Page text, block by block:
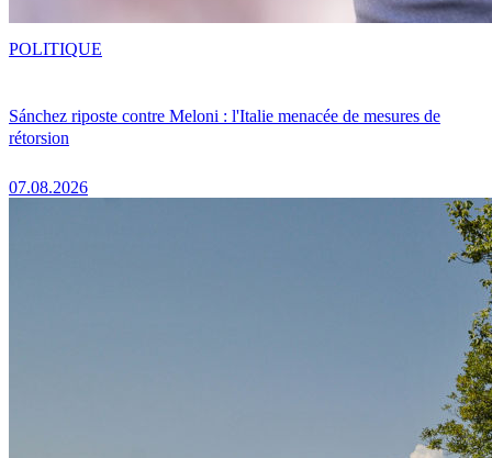
Sánchez riposte contre Meloni : l'Italie menacée de mesures de
rétorsion
07.08.2026
POLITIQUE